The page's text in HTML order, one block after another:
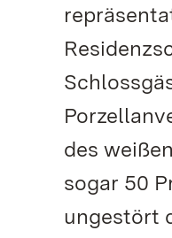
des
sogar 50
ungestört